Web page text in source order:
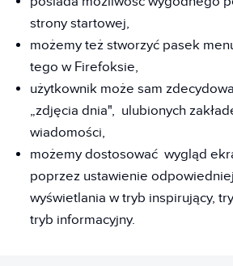
strony startowej,
możemy też stworzyć pasek
tego w Firefoksie,
użytkownik może sam
„zdjęcia dnia", ulubionych
wiadomości,
możemy dostosować wygląd
poprzez ustawienie
wyświetlania w tryb inspirujący,
tryb informacyjny.